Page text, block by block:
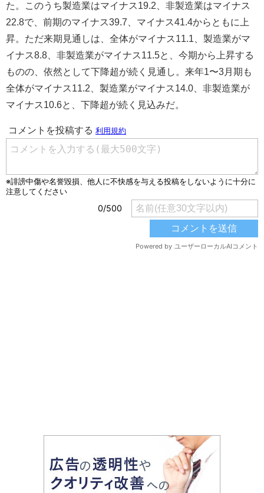
た。このうち製造業はマイナス19.2、非製造業はマイナス
22.8で、前期のマイナス39.7、マイナス41.4からともに上
昇。ただ来期見通しは、全体がマイナス11.1、製造業がマ
イナス8.8、非製造業がマイナス11.5と、今期から上昇する
ものの、依然として下降超が続く見通し。来年1〜3月期も
全体がマイナス11.2、製造業がマイナス14.0、非製造業が
マイナス10.6と、下降超が続く見込みだ。